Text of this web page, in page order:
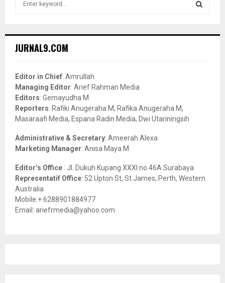
h
o
r
:
JURNAL9.COM
Editor in Chief: Amrullah
Managing Editor: Arief Rahman Media
Editors: Gemayudha M
Reporters: Rafiki Anugeraha M, Rafika Anugeraha M,
Masaraafi Media, Espana Radin Media, Dwi Utariningsih
Administrative & Secretary: Ameerah Alexa
Marketing Manager: Anisa Maya M
Editor’s Office : Jl. Dukuh Kupang XXXI no.46A Surabaya
Representatif Office: 52 Upton St, St James, Perth, Western
Australia
Mobile:+ 6288901884977
Email: ariefrmedia@yahoo.com